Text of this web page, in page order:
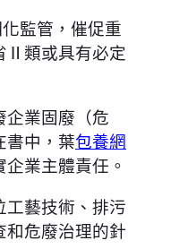
監管，催促重
Ⅱ類或具有必定
企業固廢（危
書中，葉包養網
業主體責任。
藝技術、排污
危廢治理的針